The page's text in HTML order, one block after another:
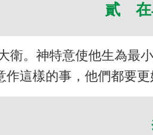
貳 在
衛。神特意使他生為最
這樣的事，他們都要更